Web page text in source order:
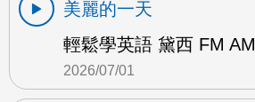
美麗的一天
輕鬆學英語 黛西 FM AM
2026/07/01